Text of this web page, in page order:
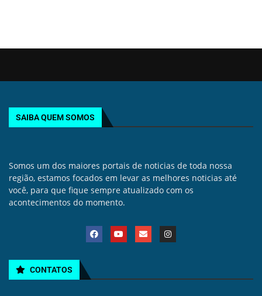
SAIBA QUEM SOMOS
Somos um dos maiores portais de noticias de toda nossa
região, estamos focados em levar as melhores noticias até
você, para que fique sempre atualizado com os
acontecimentos do momento.
CONTATOS